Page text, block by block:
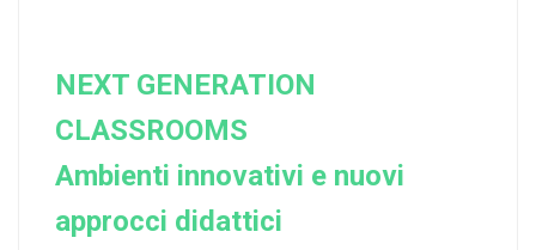
NEXT GENERATION
CLASSROOMS
Ambienti innovativi e nuovi
approcci didattici